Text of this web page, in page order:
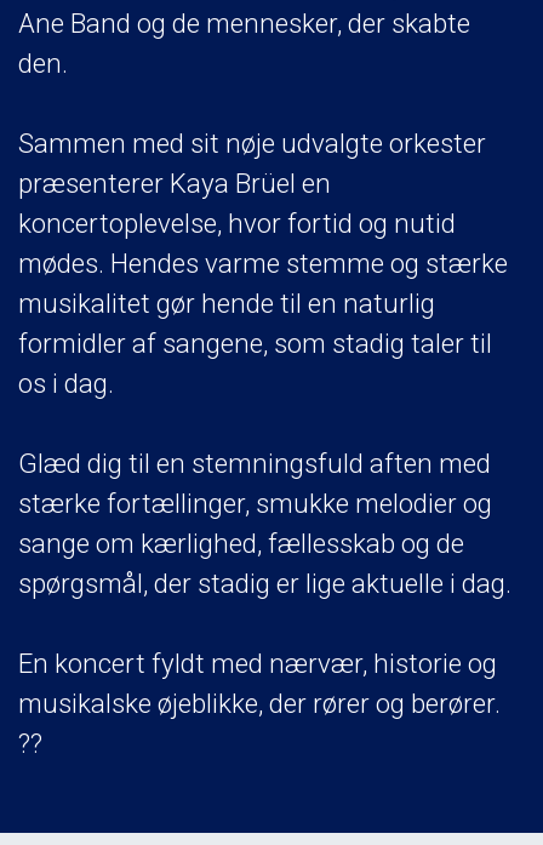
Ane Band og de mennesker, der skabte
den.
Sammen med sit nøje udvalgte orkester
præsenterer Kaya Brüel en
koncertoplevelse, hvor fortid og nutid
mødes. Hendes varme stemme og stærke
musikalitet gør hende til en naturlig
formidler af sangene, som stadig taler til
os i dag.
Glæd dig til en stemningsfuld aften med
stærke fortællinger, smukke melodier og
sange om kærlighed, fællesskab og de
spørgsmål, der stadig er lige aktuelle i dag.
En koncert fyldt med nærvær, historie og
musikalske øjeblikke, der rører og berører.
??